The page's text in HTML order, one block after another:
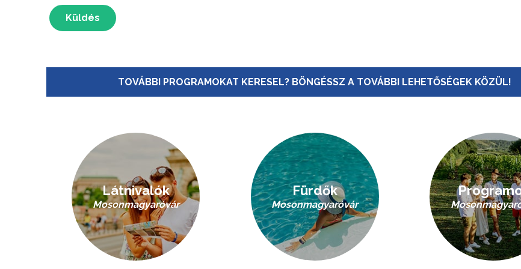
Küldés
TOVÁBBI PROGRAMOKAT KERESEL? BÖNGÉSSZ A TOVÁBBI LEHETŐSÉGEK KÖZÜL!
Látnivalók
Mosonmagyaróvár
Fürdők
Mosonmagyaróvár